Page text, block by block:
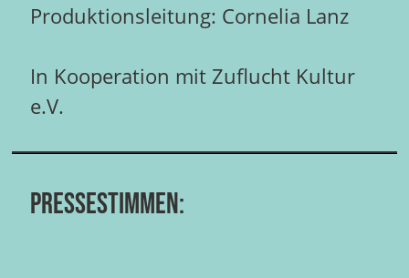
Produktionsleitung: Cornelia Lanz
In Kooperation mit Zuflucht Kultur
e.V.
Pressestimmen: